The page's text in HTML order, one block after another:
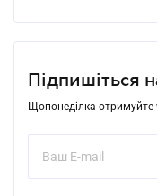
Підпишіться
Щопонеділка отримуйте